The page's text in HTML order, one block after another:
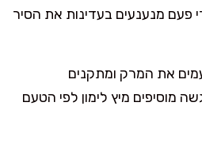
מדי פעם מנענעים בעדינות את הסיר
את המרק ומתקנים
מוסיפים מיץ לימון לפי הטעם